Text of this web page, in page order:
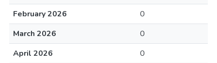
February 2026
0
March 2026
0
April 2026
0